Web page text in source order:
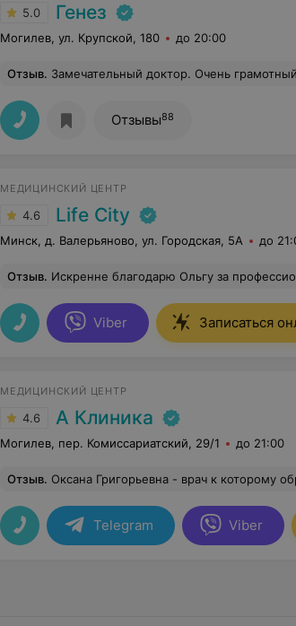
5.0 Генез
Могилев, ул. Крупской, 180 до 20:00
Отзыв. Замечательный доктор. Очень
Отзывы88
МЕДИЦИНСКИЙ ЦЕНТР
4.6 Life City
Минск, д. Валерьяново, ул. Городская, 5А до
Отзыв. Искренне благодарю Ольгу за профессионализм, чуткость и внимательное отношение ко мне. Мне было особенно ценно, что Ольга рассматривала ситуацию не поверхностно, а глубоко проанализировала все симптомы и обстоятельства, обращая внимание даже на те детали, которые многим могут показаться незначительными. Такой подход вызвал у меня большое доверие! На приёме чувствовалась искренняя заинтересованность в том, чтобы разобраться в причине проблемы и найти ответы даже на самые
Viber Записаться
МЕДИЦИНСКИЙ ЦЕНТР
4.6 А Клиника
Могилев, пер. Комиссариатский, 29/1 до 21:00
Отзыв. Оксана Григорьевна - врач к которому обращаешься с проблемой и она всегда поможет найти правильное и эффективное лечение. Её
Telegram Viber